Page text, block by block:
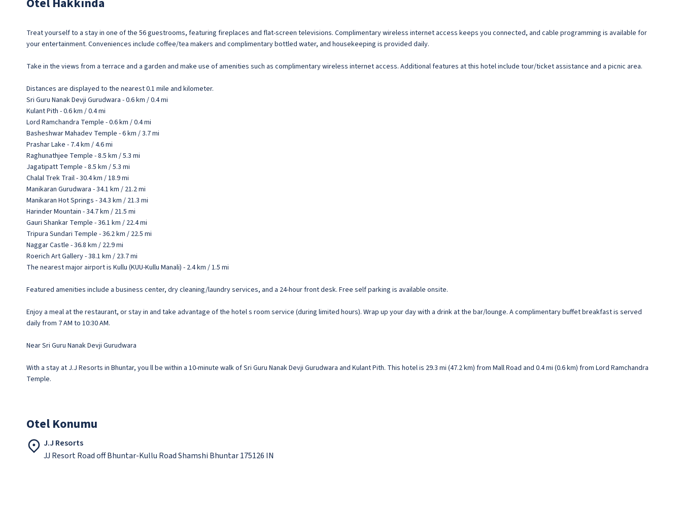
Treat yourself to a stay in one of the 56 guestrooms, featuring fireplaces and flat-screen televisions. Complimentary wireless internet access keeps you connected, and cable programming is available for
your entertainment. Conveniences include coffee/tea makers and complimentary bottled water, and housekeeping is provided daily.
Take in the views from a terrace and a garden and make use of amenities such as complimentary wireless internet access. Additional features at this hotel include tour/ticket assistance and a picnic area.
Distances are displayed to the nearest 0.1 mile and kilometer.
Sri Guru Nanak Devji Gurudwara - 0.6 km / 0.4 mi
Kulant Pith - 0.6 km / 0.4 mi
Lord Ramchandra Temple - 0.6 km / 0.4 mi
Basheshwar Mahadev Temple - 6 km / 3.7 mi
Prashar Lake - 7.4 km / 4.6 mi
Raghunathjee Temple - 8.5 km / 5.3 mi
Jagatipatt Temple - 8.5 km / 5.3 mi
Chalal Trek Trail - 30.4 km / 18.9 mi
Manikaran Gurudwara - 34.1 km / 21.2 mi
Manikaran Hot Springs - 34.3 km / 21.3 mi
Harinder Mountain - 34.7 km / 21.5 mi
Gauri Shankar Temple - 36.1 km / 22.4 mi
Tripura Sundari Temple - 36.2 km / 22.5 mi
Naggar Castle - 36.8 km / 22.9 mi
Roerich Art Gallery - 38.1 km / 23.7 mi
The nearest major airport is Kullu (KUU-Kullu Manali) - 2.4 km / 1.5 mi
Featured amenities include a business center, dry cleaning/laundry services, and a 24-hour front desk. Free self parking is available onsite.
Enjoy a meal at the restaurant, or stay in and take advantage of the hotel s room service (during limited hours). Wrap up your day with a drink at the bar/lounge. A complimentary buffet breakfast is served
daily from 7 AM to 10:30 AM.
Near Sri Guru Nanak Devji Gurudwara
With a stay at J.J Resorts in Bhuntar, you ll be within a 10-minute walk of Sri Guru Nanak Devji Gurudwara and Kulant Pith. This hotel is 29.3 mi (47.2 km) from Mall Road and 0.4 mi (0.6 km) from Lord Ramchandra
Temple.
Otel Konumu
J.J Resorts
JJ Resort Road off Bhuntar-Kullu Road Shamshi Bhuntar 175126 IN